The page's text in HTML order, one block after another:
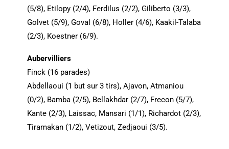
(5/8), Etilopy (2/4), Ferdilus (2/2), Giliberto (3/3),
Golvet (5/9), Goval (6/8), Holler (4/6), Kaakil-Talaba
(2/3), Koestner (6/9).
Aubervilliers
Finck (16 parades)
Abdellaoui (1 but sur 3 tirs), Ajavon, Atmaniou
(0/2), Bamba (2/5), Bellakhdar (2/7), Frecon (5/7),
Kante (2/3), Laissac, Mansari (1/1), Richardot (2/3),
Tiramakan (1/2), Vetizout, Zedjaoui (3/5).